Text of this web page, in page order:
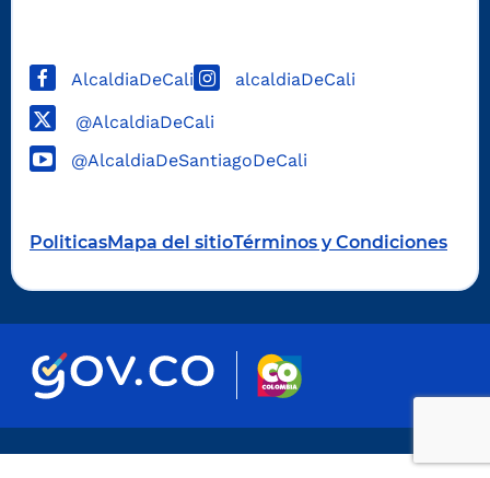
AlcaldiaDeCali alcaldiaDeCali
@AlcaldiaDeCali
@AlcaldiaDeSantiagoDeCali
PoliticasMapa del sitioTérminos y Condiciones